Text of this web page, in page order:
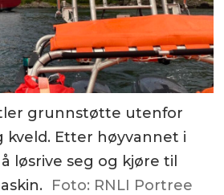
grunnstøtte utenfor
kveld. Etter høyvannet i
løsrive seg og kjøre til
Foto: RNLI Portree